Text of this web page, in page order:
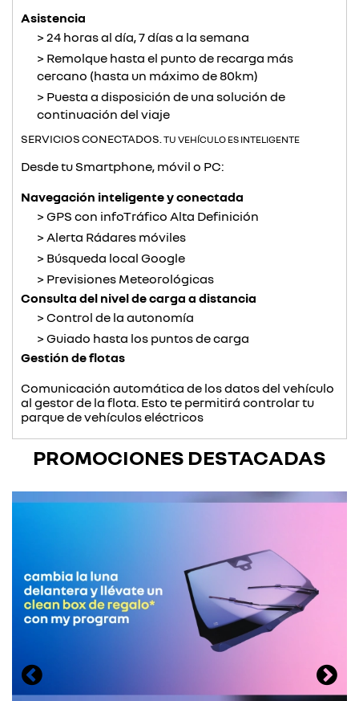
Asistencia
24 horas al día, 7 días a la semana
Remolque hasta el punto de recarga más
cercano (hasta un máximo de 80km)
Puesta a disposición de una solución de
continuación del viaje
SERVICIOS CONECTADOS. TU VEHÍCULO ES INTELIGENTE
Desde tu Smartphone, móvil o PC:
Navegación inteligente y conectada
GPS con infoTráfico Alta Definición
Alerta Rádares móviles
Búsqueda local Google
Previsiones Meteorológicas
Consulta del nivel de carga a distancia
Control de la autonomía
Guiado hasta los puntos de carga
Gestión de flotas
Comunicación automática de los datos del vehículo
al gestor de la flota. Esto te permitirá controlar tu
parque de vehículos eléctricos
PROMOCIONES DESTACADAS